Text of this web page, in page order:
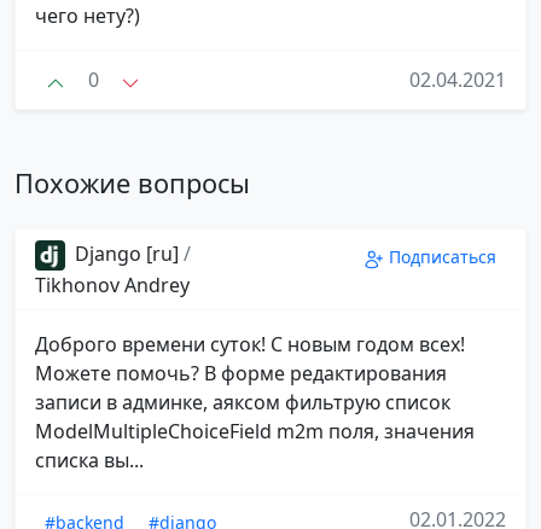
чего нету?)
0 02.04.2021
Похожие вопросы
Django [ru] /
Tikhonov Andrey
Подписаться
Доброго времени суток! С новым годом всех!
Можете помочь? В форме редактирования
записи в админке, аяксом фильтрую список
ModelMultipleChoiceField m2m поля, значения
списка вы...
#backend
#django
02.01.2022